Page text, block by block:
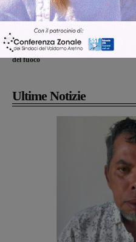
Articolo precedente
Comitiva soccorsa in Pratomagno:
interviene l’elicottero Drago dei vigili
del fuoco
Ultime Notizie